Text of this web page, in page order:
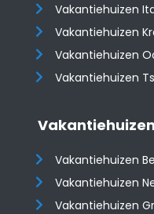
Vakantiehuizen
Vakantiehuizen
​​​​​​​Vakantiehuizen
Vakantiehuizen
Vakantiehuizen
Vakantiehuizen
Vakantiehuizen
Vakantiehuizen